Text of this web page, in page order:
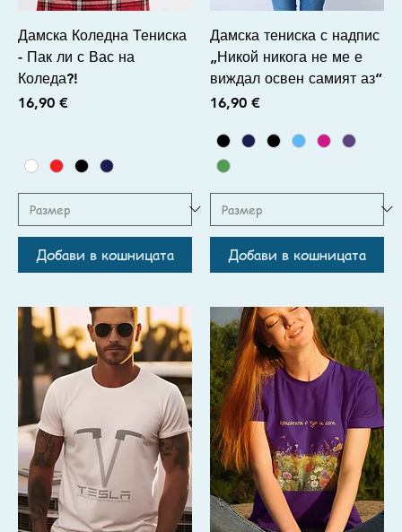
Дамска Коледна Тениска
- Пак ли с Вас на
Коледа?!
Цена
16,90 €
Добави в кошницата
Дамска тениска с надпис
„Никой никога не ме е
виждал освен самият аз“
Цена
16,90 €
Добави в кошницата